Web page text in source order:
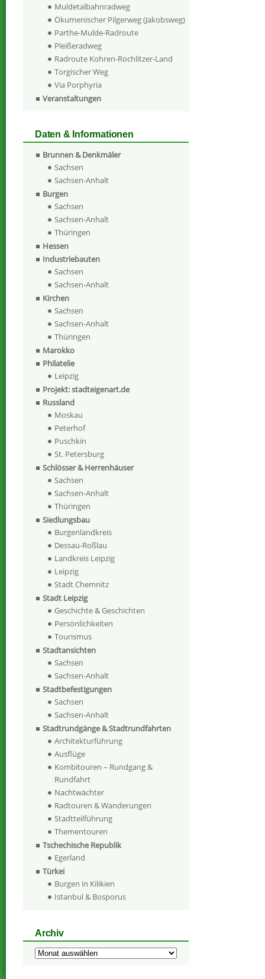
Muldetalbahnradweg
Ökumenischer Pilgerweg (Jakobsweg)
Parthe-Mulde-Radroute
Pleißeradweg
Radroute Kohren-Rochlitzer-Land
Torgischer Weg
Via Porphyria
Veranstaltungen
Daten & Informationen
Brunnen & Denkmäler
Sachsen
Sachsen-Anhalt
Burgen
Sachsen
Sachsen-Anhalt
Thüringen
Hessen
Industriebauten
Sachsen
Sachsen-Anhalt
Kirchen
Sachsen
Sachsen-Anhalt
Thüringen
Marokko
Philatelie
Leipzig
Projekt: stadteigenart.de
Russland
Moskau
Peterhof
Puschkin
St. Petersburg
Schlösser & Herrenhäuser
Sachsen
Sachsen-Anhalt
Thüringen
Siedlungsbau
Burgenlandkreis
Dessau-Roßlau
Landkreis Leipzig
Leipzig
Stadt Chemnitz
Stadt Leipzig
Geschichte & Geschichten
Persönlichkeiten
Tourismus
Stadtansichten
Sachsen
Sachsen-Anhalt
Stadtbefestigungen
Sachsen
Sachsen-Anhalt
Stadtrundgänge & Stadtrundfahrten
Architekturführung
Ausflüge
Kombitouren – Rundgang &
Rundfahrt
Nachtwächter
Radtouren & Wanderungen
Stadtteilführung
Thementouren
Tschechische Republik
Egerland
Türkei
Burgen in Kilikien
Istanbul & Bosporus
Archiv
Archiv